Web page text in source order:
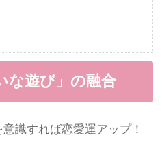
いな遊び」の融合